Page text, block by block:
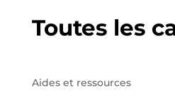
Toutes les
Aides et ressources